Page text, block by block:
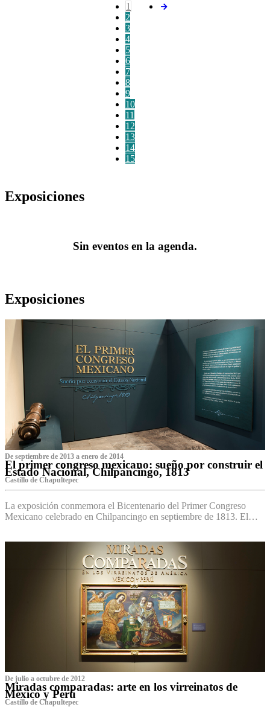
1
2
3
4
5
6
7
8
9
10
11
12
13
14
15
Exposiciones
Sin eventos en la agenda.
Exposiciones
De septiembre de 2013 a enero de 2014
El primer congreso mexicano: sueño por construir el
Estado Nacional, Chilpancingo, 1813
Castillo de Chapultepec
La exposición conmemora el Bicentenario del Primer Congreso
Mexicano celebrado en Chilpancingo en septiembre de 1813. El…
De julio a octubre de 2012
Miradas comparadas: arte en los virreinatos de
México y Perú
Castillo de Chapultepec